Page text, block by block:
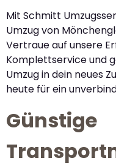
Mit Schmitt
Umzug von
Vertraue auf unsere
Komplettservice und
Umzug in dein neues
heute für ein
Günstige